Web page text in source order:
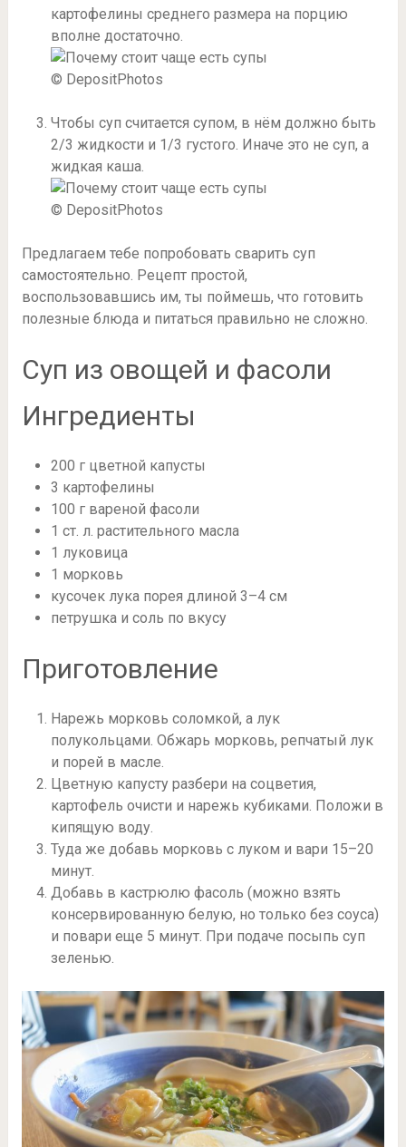
картофелины среднего размера на порцию
вполне достаточно.
© DepositPhotos
Чтобы суп считается супом, в нём должно быть
2/3 жидкости и 1/3 густого. Иначе это не суп, а
жидкая каша.
© DepositPhotos
Предлагаем тебе попробовать сварить суп
самостоятельно. Рецепт простой,
воспользовавшись им, ты поймешь, что готовить
полезные блюда и питаться правильно не сложно.
Суп из овощей и фасоли
Ингредиенты
200 г цветной капусты
3 картофелины
100 г вареной фасоли
1 ст. л. растительного масла
1 луковица
1 морковь
кусочек лука порея длиной 3–4 см
петрушка и соль по вкусу
Приготовление
Нарежь морковь соломкой, а лук
полукольцами. Обжарь морковь, репчатый лук
и порей в масле.
Цветную капусту разбери на соцветия,
картофель очисти и нарежь кубиками. Положи в
кипящую воду.
Туда же добавь морковь с луком и вари 15–20
минут.
Добавь в кастрюлю фасоль (можно взять
консервированную белую, но только без соуса)
и повари еще 5 минут. При подаче посыпь суп
зеленью.